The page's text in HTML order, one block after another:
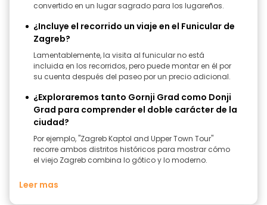
convertido en un lugar sagrado para los lugareños.
¿Incluye el recorrido un viaje en el Funicular de
Zagreb?
Lamentablemente, la visita al funicular no está
incluida en los recorridos, pero puede montar en él por
su cuenta después del paseo por un precio adicional.
¿Exploraremos tanto Gornji Grad como Donji
Grad para comprender el doble carácter de la
ciudad?
Por ejemplo, "Zagreb Kaptol and Upper Town Tour"
recorre ambos distritos históricos para mostrar cómo
el viejo Zagreb combina lo gótico y lo moderno.
Leer mas